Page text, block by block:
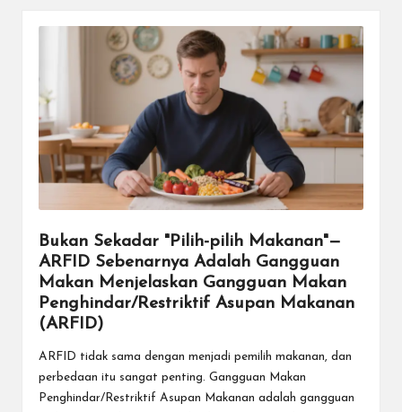
Bukan Sekadar "Pilih-pilih Makanan"—
ARFID Sebenarnya Adalah Gangguan
Makan Menjelaskan Gangguan Makan
Penghindar/Restriktif Asupan Makanan
(ARFID)
ARFID tidak sama dengan menjadi pemilih makanan, dan
perbedaan itu sangat penting. Gangguan Makan
Penghindar/Restriktif Asupan Makanan adalah gangguan